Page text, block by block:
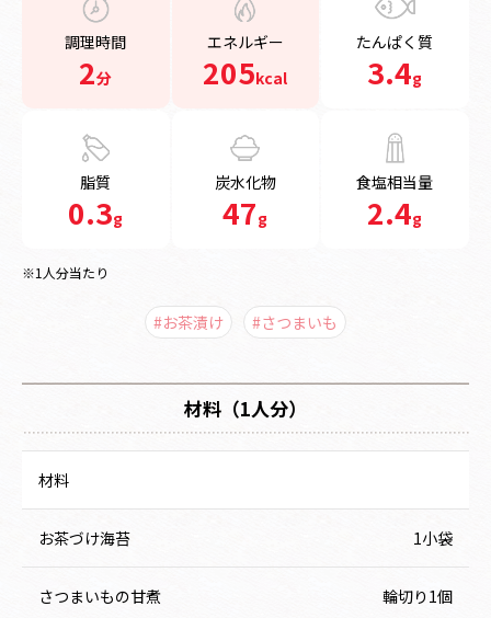
調理時間
2分
エネルギー
205kcal
たんぱく質
3.4g
脂質
0.3g
炭水化物
47g
食塩相当量
2.4g
※1人分当たり
#お茶漬け #さつまいも
材料（1人分）
材料
お茶づけ海苔 1小袋
さつまいもの甘煮
輪切り1個